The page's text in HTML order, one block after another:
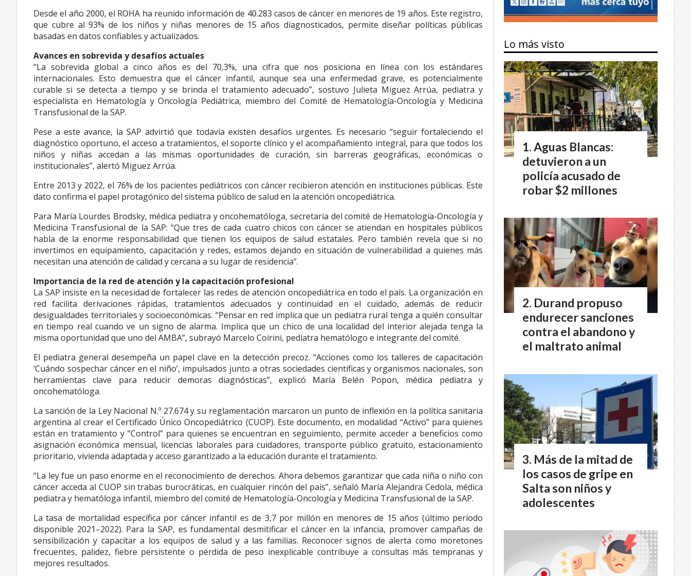
Desde el año 2000, el ROHA ha reunido información de 40.283 casos de cáncer en menores de 19 años. Este registro,
que cubre al 93% de los niños y niñas menores de 15 años diagnosticados, permite diseñar políticas públicas
basadas en datos confiables y actualizados.
Avances en sobrevida y desafíos actuales
“La sobrevida global a cinco años es del 70,3%, una cifra que nos posiciona en línea con los estándares
internacionales. Esto demuestra que el cáncer infantil, aunque sea una enfermedad grave, es potencialmente
curable si se detecta a tiempo y se brinda el tratamiento adecuado”, sostuvo Julieta Miguez Arrúa, pediatra y
especialista en Hematología y Oncología Pediátrica, miembro del Comité de Hematología-Oncología y Medicina
Transfusional de la SAP.
Pese a este avance, la SAP advirtió que todavía existen desafíos urgentes. Es necesario “seguir fortaleciendo el
diagnóstico oportuno, el acceso a tratamientos, el soporte clínico y el acompañamiento integral, para que todos los
niños y niñas accedan a las mismas oportunidades de curación, sin barreras geográficas, económicas o
institucionales”, alertó Miguez Arrúa.
Entre 2013 y 2022, el 76% de los pacientes pediátricos con cáncer recibieron atención en instituciones públicas. Este
dato confirma el papel protagónico del sistema público de salud en la atención oncopediátrica.
Para María Lourdes Brodsky, médica pediatra y oncohematóloga, secretaria del comité de Hematología-Oncología y
Medicina Transfusional de la SAP: “Que tres de cada cuatro chicos con cáncer se atiendan en hospitales públicos
habla de la enorme responsabilidad que tienen los equipos de salud estatales. Pero también revela que si no
invertimos en equipamiento, capacitación y redes, estamos dejando en situación de vulnerabilidad a quienes más
necesitan una atención de calidad y cercana a su lugar de residencia”.
Importancia de la red de atención y la capacitación profesional
La SAP insiste en la necesidad de fortalecer las redes de atención oncopediátrica en todo el país. La organización en
red facilita derivaciones rápidas, tratamientos adecuados y continuidad en el cuidado, además de reducir
desigualdades territoriales y socioeconómicas. “Pensar en red implica que un pediatra rural tenga a quién consultar
en tiempo real cuando ve un signo de alarma. Implica que un chico de una localidad del interior alejada tenga la
misma oportunidad que uno del AMBA”, subrayó Marcelo Coirini, pediatra hematólogo e integrante del comité.
El pediatra general desempeña un papel clave en la detección precoz. “Acciones como los talleres de capacitación
‘Cuándo sospechar cáncer en el niño’, impulsados junto a otras sociedades científicas y organismos nacionales, son
herramientas clave para reducir demoras diagnósticas”, explicó María Belén Popon, médica pediatra y
oncohematóloga.
La sanción de la Ley Nacional N.º 27.674 y su reglamentación marcaron un punto de inflexión en la política sanitaria
argentina al crear el Certificado Único Oncopediátrico (CUOP). Este documento, en modalidad “Activo” para quienes
están en tratamiento y “Control” para quienes se encuentran en seguimiento, permite acceder a beneficios como
asignación económica mensual, licencias laborales para cuidadores, transporte público gratuito, estacionamiento
prioritario, vivienda adaptada y acceso garantizado a la educación durante el tratamiento.
“La ley fue un paso enorme en el reconocimiento de derechos. Ahora debemos garantizar que cada niña o niño con
cáncer acceda al CUOP sin trabas burocráticas, en cualquier rincón del país”, señaló María Alejandra Cedola, médica
pediatra y hematóloga infantil, miembro del comité de Hematología-Oncología y Medicina Transfusional de la SAP.
La tasa de mortalidad específica por cáncer infantil es de 3,7 por millón en menores de 15 años (último período
disponible 2021–2022). Para la SAP, es fundamental desmitificar el cáncer en la infancia, promover campañas de
sensibilización y capacitar a los equipos de salud y a las familias. Reconocer signos de alerta como moretones
frecuentes, palidez, fiebre persistente o pérdida de peso inexplicable contribuye a consultas más tempranas y
mejores resultados.
Lo más visto
Aguas Blancas:
detuvieron a un
policía acusado de
robar $2 millones
Durand propuso
endurecer sanciones
contra el abandono y
el maltrato animal
Más de la mitad de
los casos de gripe en
Salta son niños y
adolescentes